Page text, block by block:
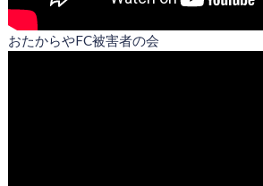
おたからやFC被害者の会